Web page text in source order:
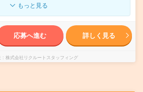
もっと見る
応募へ進む 詳しく見る
株式会社リクルートスタッフィング